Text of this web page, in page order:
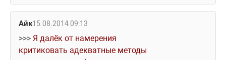
Айк15.08.2014 09:13
>>> Я далёк от намерения
критиковать адекватные методы